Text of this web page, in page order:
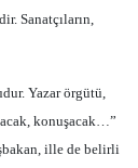
Sanatçıların,
Yazar örgütü,
konuşacak…”
ille de belirli